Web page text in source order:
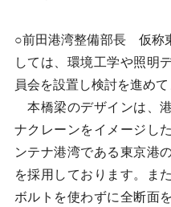
○前田港湾整備部長 仮称
しては、環境工学や照明
員会を設置し検討を進めて
本橋梁のデザインは、
ナクレーンをイメージし
ンテナ港湾である東京港
を採用しております。ま
ボルトを使わずに全断面